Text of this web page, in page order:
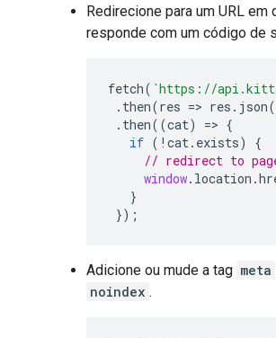
Redirecione para um URL em
responde com um código de
fetch( `https://
. then(res => res . json
. then((cat) => {
if ( ! cat. exists)
{
// redirect to
window. location .
}
});
Adicione ou mude a tag meta
noindex .